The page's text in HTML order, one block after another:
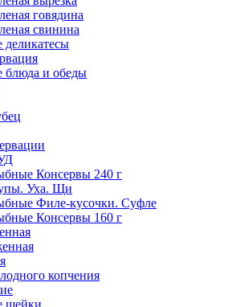
говядина
свинина
блюда и обеды
Консервы 240 г
Уха. Щи
Филе-кусочки. Суфле
Консервы 160 г
копчения
шейки